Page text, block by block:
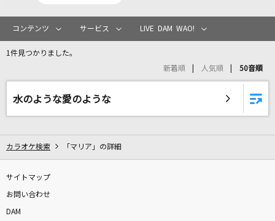
カラオケリクエスト
リアルタイムで歌われている曲の一覧
Nissy(西島隆弘)
ヒカリヘ
コンテンツ サービス LIVE DAM WAO!
1件見つかりました。
新着順 人気順 50音順
水のような愛のような
カラオケ検索 「マリア」の詳細
サイトマップ
お問い合わせ
DAM